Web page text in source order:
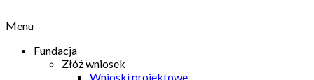
Menu
Fundacja
Złóż wniosek
Wnioski projektowe